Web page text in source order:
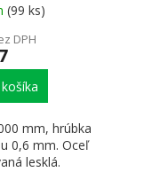
(99 ks)
DPH
mm, hrúbka
0,6 mm. Oceľ
lesklá.